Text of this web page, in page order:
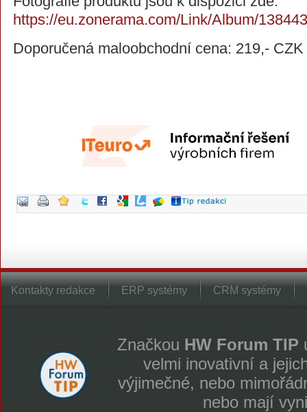
https://eu.zonerama.com/Link/Album/
Doporučená maloobchodní cena: 219,- CZK
Kontakty redakce ERP systémy CRM systémy
Značkou HW Forum TIP
velmi inovativní a
výjimečné, nebo
nebo mají